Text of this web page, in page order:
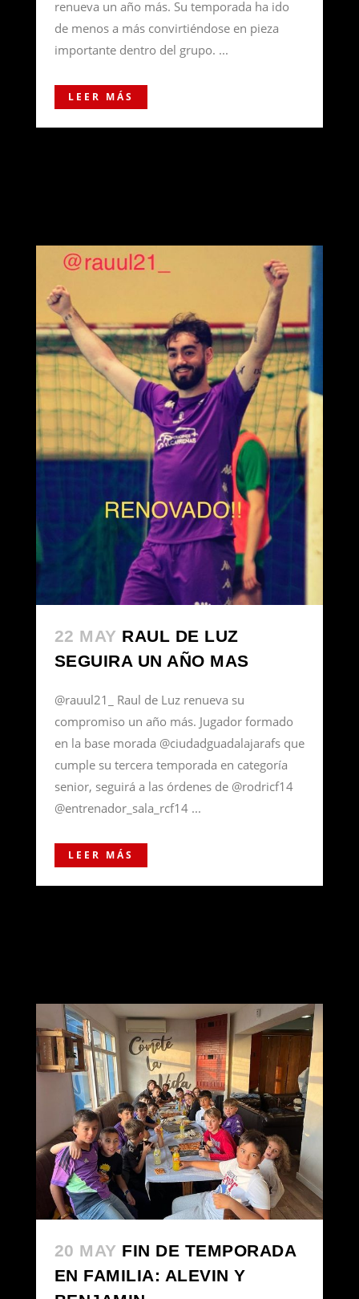
renueva un año más. Su temporada ha ido
de menos a más convirtiéndose en pieza
importante dentro del grupo. ...
LEER MÁS
22 MAY RAUL DE LUZ
SEGUIRA UN AÑO MAS
@rauul21_ Raul de Luz renueva su
compromiso un año más. Jugador formado
en la base morada @ciudadguadalajarafs que
cumple su tercera temporada en categoría
senior, seguirá a las órdenes de @rodricf14
@entrenador_sala_rcf14 ...
LEER MÁS
20 MAY FIN DE TEMPORADA
EN FAMILIA: ALEVIN Y